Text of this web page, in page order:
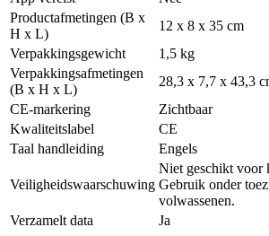
Productafmetingen (B x
H x L)
12 x 8 x 35 cm
Verpakkingsgewicht
1,5 kg
Verpakkingsafmetingen
(B x H x L)
28,3 x 7,7 x 43,3
CE-markering
Zichtbaar
Kwaliteitslabel
CE
Taal handleiding
Engels
Veiligheidswaarschuwing
Niet geschikt voor
Gebruik onder
volwassenen.
Verzamelt data
Ja